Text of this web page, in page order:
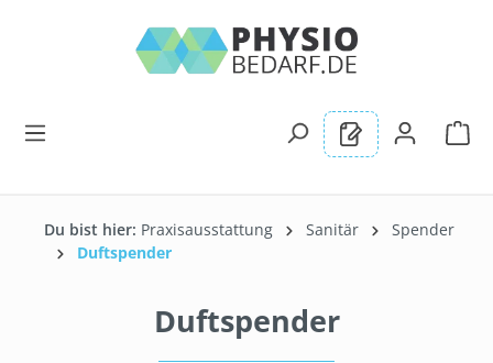
Du bist hier: Praxisausstattung Sanitär
Spender
Duftspender
Duftspender